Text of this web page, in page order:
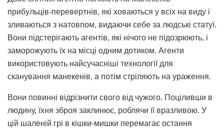
прибульців-перевертнів, які ховаються у всіх на виду і
зливаються з натовпом, видаючи себе за людські статуї.
Вони підстерігають агентів, які нічого не підозрюють, і
заморожують їх на місці одним дотиком. Агенти
використовують найсучасніші технології для
сканування манекенів, а потім стріляють на ураження.
Вони повинні відрізнити свого від чужого. Поціливши в
людину, їхня зброя заклинює, роблячи її вразливою. У
цій шаленій грі в кішки-мишки перемагає остання